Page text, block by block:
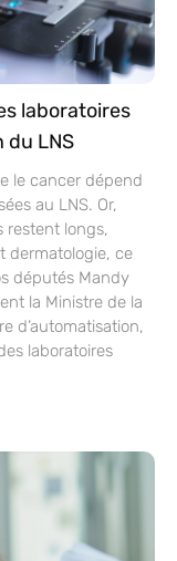
laboratoires
du LNS
le cancer dépend
au LNS. Or,
restent longs,
dermatologie, ce
députés Mandy
la Ministre de la
d’automatisation,
laboratoires